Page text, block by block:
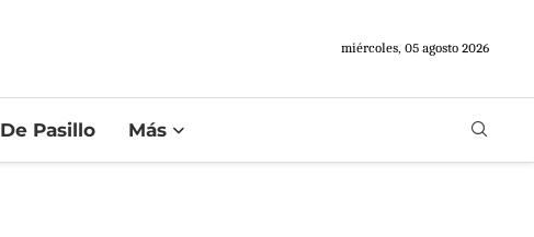
miércoles, 05 agosto 2026
De Pasillo Más